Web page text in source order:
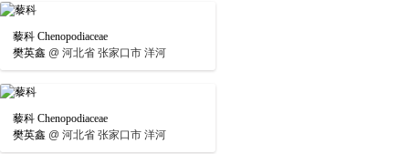
藜科 Chenopodiaceae
樊英鑫 @ 河北省 张家口市 洋河
藜科 Chenopodiaceae
樊英鑫 @ 河北省 张家口市 洋河